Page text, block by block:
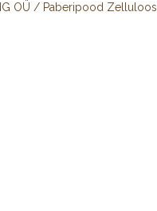
OÜ / Paberipood Zelluloos